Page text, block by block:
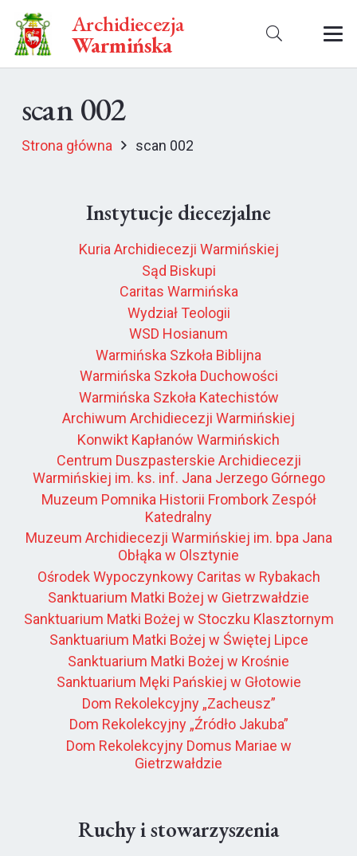
Archidiecezja
Warmińska
scan 002
Strona główna scan 002
Instytucje diecezjalne
Kuria Archidiecezji Warmińskiej
Sąd Biskupi
Caritas Warmińska
Wydział Teologii
WSD Hosianum
Warmińska Szkoła Biblijna
Warmińska Szkoła Duchowości
Warmińska Szkoła Katechistów
Archiwum Archidiecezji Warmińskiej
Konwikt Kapłanów Warmińskich
Centrum Duszpasterskie Archidiecezji
Warmińskiej im. ks. inf. Jana Jerzego Górnego
Muzeum Pomnika Historii Frombork Zespół
Katedralny
Muzeum Archidiecezji Warmińskiej im. bpa Jana
Obłąka w Olsztynie
Ośrodek Wypoczynkowy Caritas w Rybakach
Sanktuarium Matki Bożej w Gietrzwałdzie
Sanktuarium Matki Bożej w Stoczku Klasztornym
Sanktuarium Matki Bożej w Świętej Lipce
Sanktuarium Matki Bożej w Krośnie
Sanktuarium Męki Pańskiej w Głotowie
Dom Rekolekcyjny „Zacheusz”
Dom Rekolekcyjny „Źródło Jakuba”
Dom Rekolekcyjny Domus Mariae w
Gietrzwałdzie
Ruchy i stowarzyszenia